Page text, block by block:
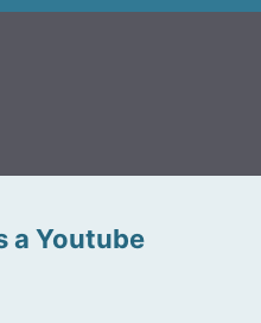
a Youtube